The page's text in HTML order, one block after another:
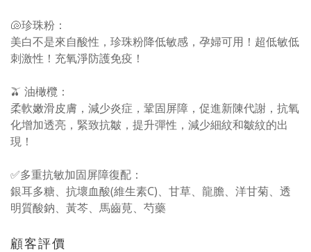
🐚珍珠粉：
美白不是來自酸性，珍珠粉降低敏感，孕婦可用！超低敏低
刺激性！充氧淨防護免疫！
🫒 油橄欖：
柔軟嫩滑皮膚，減少炎症，鞏固屏障，促進新陳代謝，抗氧
化增加透亮，緊致抗皺，提升彈性，減少細紋和皺紋的出
現！
✅多重抗敏加固屏障復配：
銀耳多糖、抗壞血酸(維生素C)、甘草、龍膽、洋甘菊、透
明質酸鈉、黃芩、馬齒莧、芍藥
顧客評價